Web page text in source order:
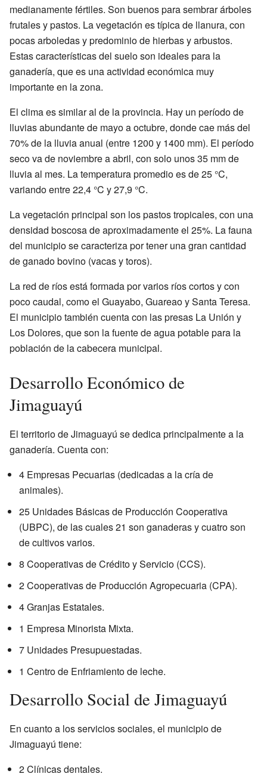
medianamente fértiles. Son buenos para sembrar árboles
frutales y pastos. La vegetación es típica de llanura, con
pocas arboledas y predominio de hierbas y arbustos.
Estas características del suelo son ideales para la
ganadería, que es una actividad económica muy
importante en la zona.
El clima es similar al de la provincia. Hay un período de
lluvias abundante de mayo a octubre, donde cae más del
70% de la lluvia anual (entre 1200 y 1400 mm). El período
seco va de noviembre a abril, con solo unos 35 mm de
lluvia al mes. La temperatura promedio es de 25 °C,
variando entre 22,4 °C y 27,9 °C.
La vegetación principal son los pastos tropicales, con una
densidad boscosa de aproximadamente el 25%. La fauna
del municipio se caracteriza por tener una gran cantidad
de ganado bovino (vacas y toros).
La red de ríos está formada por varios ríos cortos y con
poco caudal, como el Guayabo, Guareao y Santa Teresa.
El municipio también cuenta con las presas La Unión y
Los Dolores, que son la fuente de agua potable para la
población de la cabecera municipal.
Desarrollo Económico de
Jimaguayú
El territorio de Jimaguayú se dedica principalmente a la
ganadería. Cuenta con:
4 Empresas Pecuarias (dedicadas a la cría de
animales).
25 Unidades Básicas de Producción Cooperativa
(UBPC), de las cuales 21 son ganaderas y cuatro son
de cultivos varios.
8 Cooperativas de Crédito y Servicio (CCS).
2 Cooperativas de Producción Agropecuaria (CPA).
4 Granjas Estatales.
1 Empresa Minorista Mixta.
7 Unidades Presupuestadas.
1 Centro de Enfriamiento de leche.
Desarrollo Social de Jimaguayú
En cuanto a los servicios sociales, el municipio de
Jimaguayú tiene:
2 Clínicas dentales.